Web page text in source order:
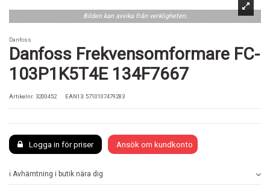
Bilden kan avvika från verkligheten.
Danfoss
Danfoss Frekvensomformare FC-
103P1K5T4E 134F7667
Artikelnr. 3200452 EAN13: 5710107479283
Logga in för priser Ansök om kundkonto
ℹ️ Avhämtning i butik nära dig